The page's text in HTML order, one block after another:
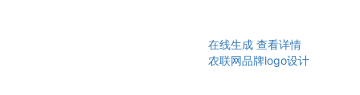
在线生成 查看详情
农联网品牌logo设计